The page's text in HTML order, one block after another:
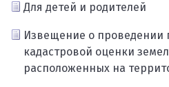
Для детей и родителей
Извещение о проведении
кадастровой оценки
расположенных на